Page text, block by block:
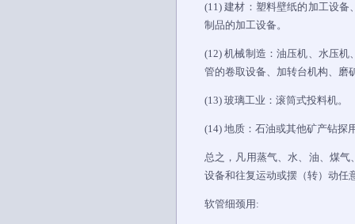
(11) 建材：塑料壁纸的加工设
制品的加工设备。
(12) 机械制造：油压机、水压
管的卷取设备、加转台机构、磨
(13) 玻璃工业：滚筒式投料机。
(14) 地质：石油或其他矿产钻探
总之，凡用蒸气、水、油、煤
设备和往复运动或摆（转）动任
软管细颈用: